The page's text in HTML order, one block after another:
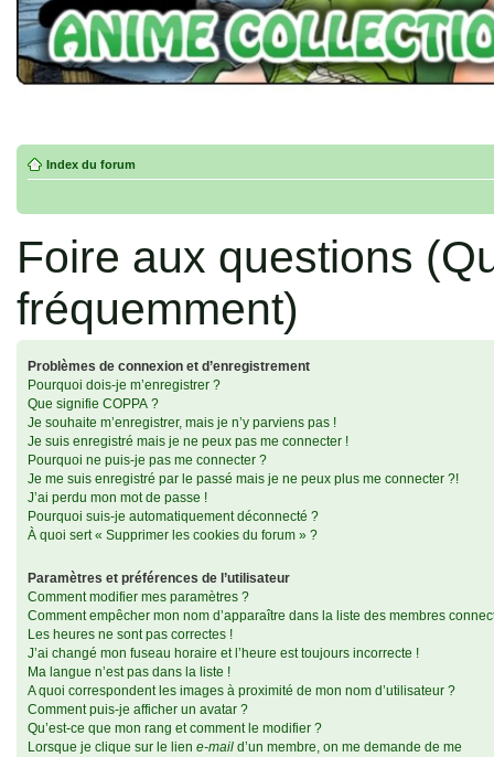
Index du forum
Foire aux questions
fréquemment)
Problèmes de connexion et d’enregistrement
Pourquoi dois-je m’enregistrer ?
Que signifie COPPA ?
Je souhaite m’enregistrer, mais je n’y parviens pas !
Je suis enregistré mais je ne peux pas me connecter !
Pourquoi ne puis-je pas me connecter ?
Je me suis enregistré par le passé mais je ne peux plus me connecter ?!
J’ai perdu mon mot de passe !
Pourquoi suis-je automatiquement déconnecté ?
À quoi sert « Supprimer les cookies du forum » ?
Paramètres et préférences de l’utilisateur
Comment modifier mes paramètres ?
Comment empêcher mon nom d’apparaître dans la liste des membres
Les heures ne sont pas correctes !
J’ai changé mon fuseau horaire et l’heure est toujours incorrecte !
Ma langue n’est pas dans la liste !
A quoi correspondent les images à proximité de mon nom d’utilisateur ?
Comment puis-je afficher un avatar ?
Qu’est-ce que mon rang et comment le modifier ?
Lorsque je clique sur le lien e-mail d’un membre, on me demande de me